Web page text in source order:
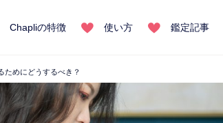
Chapliの特徴 使い方 鑑定記事
ためにどうするべき？